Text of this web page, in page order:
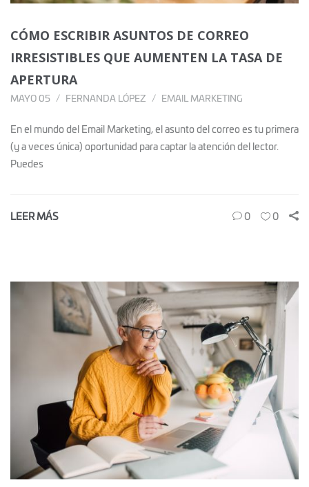
CÓMO ESCRIBIR ASUNTOS DE CORREO
IRRESISTIBLES QUE AUMENTEN LA TASA DE
APERTURA
MAYO 05 FERNANDA LÓPEZ EMAIL MARKETING
En el mundo del Email Marketing, el asunto del correo es tu primera
(y a veces única) oportunidad para captar la atención del lector.
Puedes
LEER MÁS 0 0